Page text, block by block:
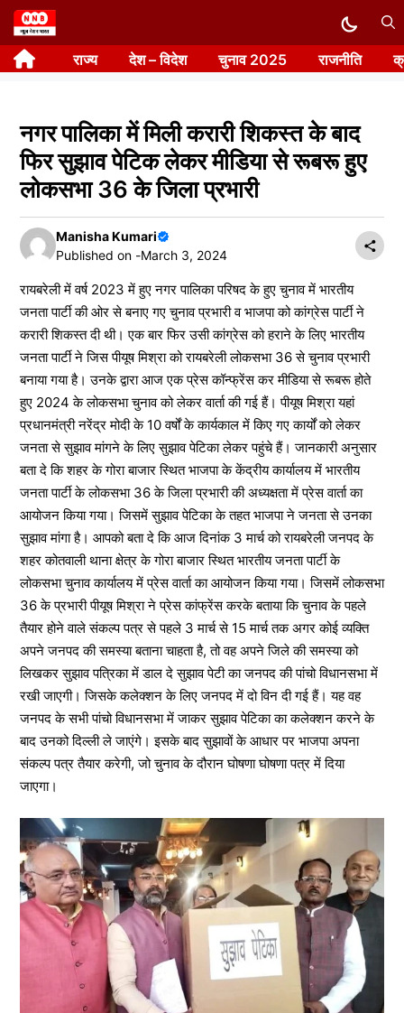
Skip
to
content राज्य देश – विदेश चुनाव 2025 राजनीति
नगर पालिका में मिली करारी शिकस्त के बाद
फिर सुझाव पेटिक लेकर मीडिया से रूबरू हुए
लोकसभा 36 के जिला प्रभारी
Manisha Kumari
Published on -March 3, 2024
रायबरेली में वर्ष 2023 में हुए नगर पालिका परिषद के हुए चुनाव में भारतीय
जनता पार्टी की ओर से बनाए गए चुनाव प्रभारी व भाजपा को कांग्रेस पार्टी ने
करारी शिकस्त दी थी। एक बार फिर उसी कांग्रेस को हराने के लिए भारतीय
जनता पार्टी ने जिस पीयूष मिश्रा को रायबरेली लोकसभा 36 से चुनाव प्रभारी
बनाया गया है। उनके द्वारा आज एक प्रेस कॉन्फ्रेंस कर मीडिया से रूबरू होते
हुए 2024 के लोकसभा चुनाव को लेकर वार्ता की गई हैं। पीयूष मिश्रा यहां
प्रधानमंत्री नरेंद्र मोदी के 10 वर्षों के कार्यकाल में किए गए कार्यों को लेकर
जनता से सुझाव मांगने के लिए सुझाव पेटिका लेकर पहुंचे हैं। जानकारी अनुसार
बता दे कि शहर के गोरा बाजार स्थित भाजपा के केंद्रीय कार्यालय में भारतीय
जनता पार्टी के लोकसभा 36 के जिला प्रभारी की अध्यक्षता में प्रेस वार्ता का
आयोजन किया गया। जिसमें सुझाव पेटिका के तहत भाजपा ने जनता से उनका
सुझाव मांगा है। आपको बता दे कि आज दिनांक 3 मार्च को रायबरेली जनपद के
शहर कोतवाली थाना क्षेत्र के गोरा बाजार स्थित भारतीय जनता पार्टी के
लोकसभा चुनाव कार्यालय में प्रेस वार्ता का आयोजन किया गया। जिसमें लोकसभा
36 के प्रभारी पीयूष मिश्रा ने प्रेस कांफ्रेंस करके बताया कि चुनाव के पहले
तैयार होने वाले संकल्प पत्र से पहले 3 मार्च से 15 मार्च तक अगर कोई व्यक्ति
अपने जनपद की समस्या बताना चाहता है, तो वह अपने जिले की समस्या को
लिखकर सुझाव पत्रिका में डाल दे सुझाव पेटी का जनपद की पांचो विधानसभा में
रखी जाएगी। जिसके कलेक्शन के लिए जनपद में दो विन दी गई हैं। यह वह
जनपद के सभी पांचो विधानसभा में जाकर सुझाव पेटिका का कलेक्शन करने के
बाद उनको दिल्ली ले जाएंगे। इसके बाद सुझावों के आधार पर भाजपा अपना
संकल्प पत्र तैयार करेगी, जो चुनाव के दौरान घोषणा घोषणा पत्र में दिया
जाएगा।